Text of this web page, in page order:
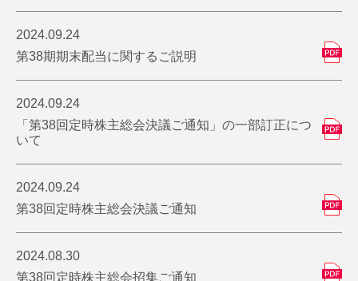
2024.09.24
第38期期末配当に関するご説明
2024.09.24
「第38回定時株主総会決議ご通知」の一部訂正につ
いて
2024.09.24
第38回定時株主総会決議ご通知
2024.08.30
第38回定時株主総会招集ご通知